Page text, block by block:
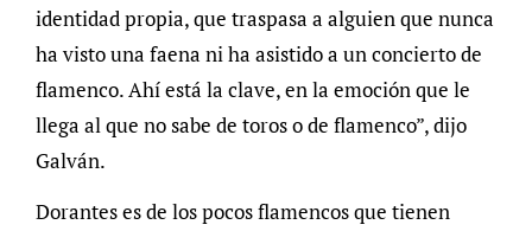
identidad propia, que traspasa a alguien que nunca
ha visto una faena ni ha asistido a un concierto de
flamenco. Ahí está la clave, en la emoción que le
llega al que no sabe de toros o de flamenco”, dijo
Galván.
Dorantes es de los pocos flamencos que tienen